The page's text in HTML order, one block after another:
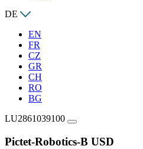
DE
EN
FR
CZ
GR
CH
RO
BG
LU2861039100
Pictet-Robotics-B USD